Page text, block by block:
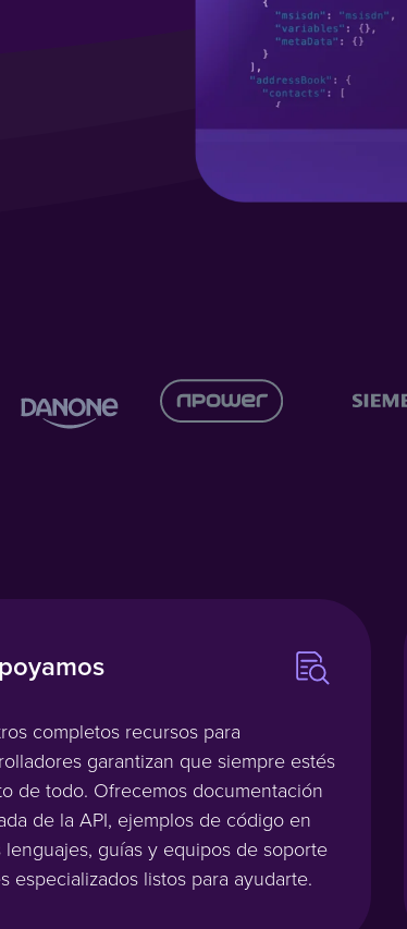
completos recursos para
garantizan que siempre estés
de todo. Ofrecemos documentación
de la API, ejemplos de código en
lenguajes, guías y equipos de soporte
especializados listos para ayudarte.